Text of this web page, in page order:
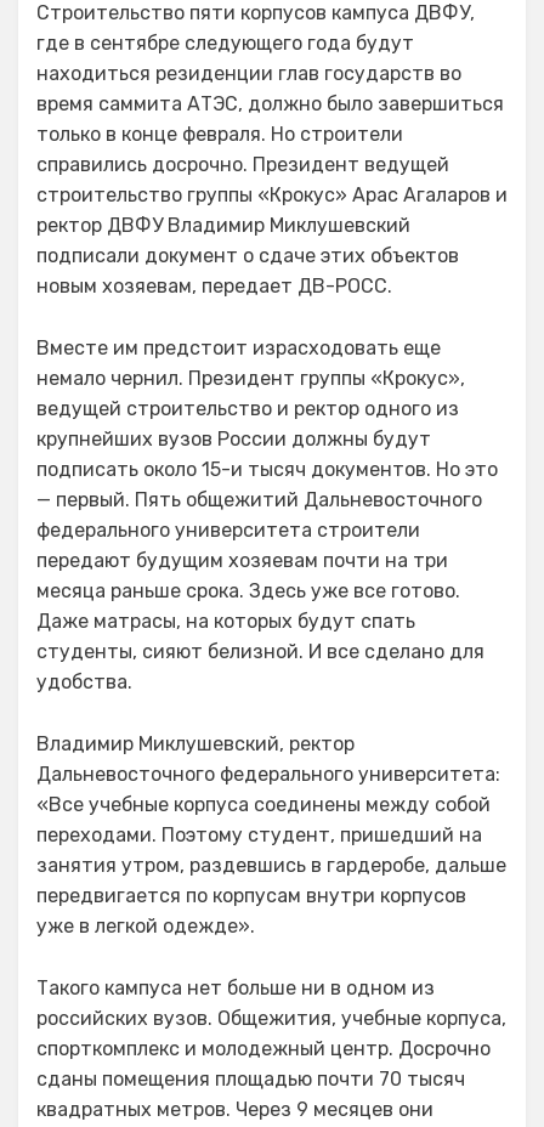
Строительство пяти корпусов кампуса ДВФУ,
где в сентябре следующего года будут
находиться резиденции глав государств во
время саммита АТЭС, должно было завершиться
только в конце февраля. Но строители
справились досрочно. Президент ведущей
строительство группы «Крокус» Арас Агаларов и
ректор ДВФУ Владимир Миклушевский
подписали документ о сдаче этих объектов
новым хозяевам, передает ДВ-РОСС.
Вместе им предстоит израсходовать еще
немало чернил. Президент группы «Крокус»,
ведущей строительство и ректор одного из
крупнейших вузов России должны будут
подписать около 15-и тысяч документов. Но это
— первый. Пять общежитий Дальневосточного
федерального университета строители
передают будущим хозяевам почти на три
месяца раньше срока. Здесь уже все готово.
Даже матрасы, на которых будут спать
студенты, сияют белизной. И все сделано для
удобства.
Владимир Миклушевский, ректор
Дальневосточного федерального университета:
«Все учебные корпуса соединены между собой
переходами. Поэтому студент, пришедший на
занятия утром, раздевшись в гардеробе, дальше
передвигается по корпусам внутри корпусов
уже в легкой одежде».
Такого кампуса нет больше ни в одном из
российских вузов. Общежития, учебные корпуса,
спорткомплекс и молодежный центр. Досрочно
сданы помещения площадью почти 70 тысяч
квадратных метров. Через 9 месяцев они